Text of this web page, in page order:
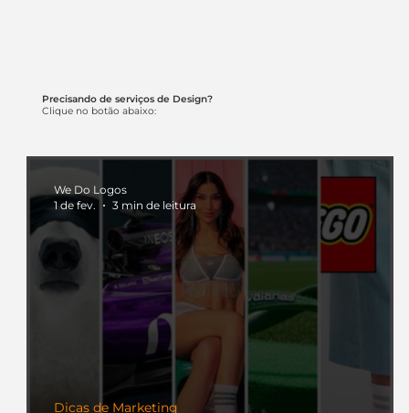
Precisando de serviços de Design?
Clique no botão abaixo:
Dicas de Marketing
We Do Logos
1 de fev.
3 min de leitura